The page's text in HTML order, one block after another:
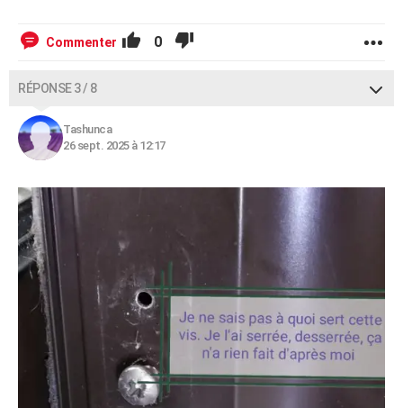
Commenter 0
RÉPONSE 3 / 8
Tashunca
26 sept. 2025 à 12:17